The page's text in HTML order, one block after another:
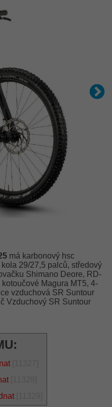
má karbonový hsc
29/27,5 palců, středový
Shimano Deore, RD-
Magura MT5, 4-
vzduchová SR Suntour
Vzduchový SR Suntour